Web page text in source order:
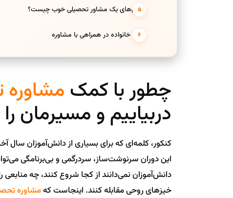
ویژگی‌های یک مشاور تحصیلی خوب چیست؟
نقش خانواده در همراهی با مشاوره
چطور با کمک
دربیاییم و
کنکور، کلمه‌ای که برای بسیاری از دانش‌آموزان
این دوران سرنوشت‌ساز، سردرگمی و بی‌برنامگی
دانش‌آموزان نمی‌دانند از کجا شروع کنند، چه منابعی
خیزهای روحی مقابله کنند. اینجاست کهمشاوره